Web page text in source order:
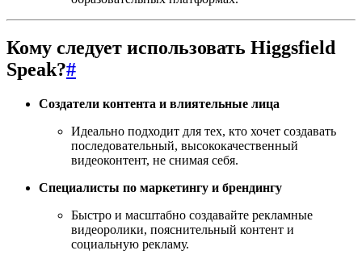
Кому следует использовать Higgsfield
Speak?#
Создатели контента и влиятельные лица
Идеально подходит для тех, кто хочет создавать
последовательный, высококачественный
видеоконтент, не снимая себя.
Специалисты по маркетингу и брендингу
Быстро и масштабно создавайте рекламные
видеоролики, пояснительный контент и
социальную рекламу.